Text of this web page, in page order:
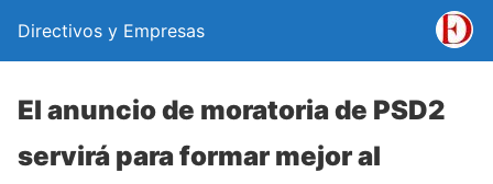
Directivos y Empresas
El anuncio de moratoria de PSD2
servirá para formar mejor al